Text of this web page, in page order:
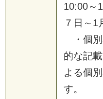
10:00～ 1
７ 日 ～ 1
・ 個別
的な記載
よ る個別
す。